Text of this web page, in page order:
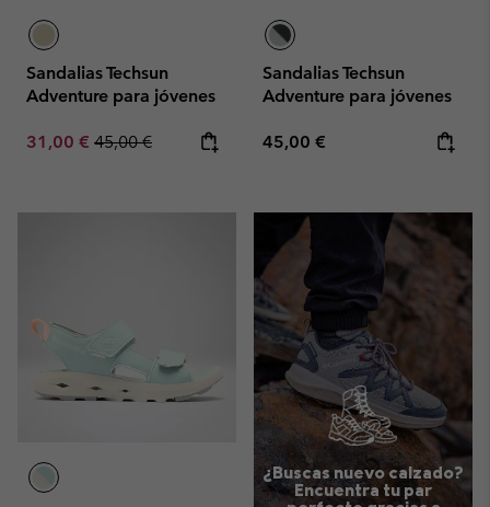
Sandalias Techsun
Adventure para jóvenes
Sale price:
31,00 € Regular price:
45,00 €
Sandalias Techsun
Adventure para jóvenes
Regular price:
45,00 €
¿Buscas nuevo calzado?
Encuentra tu par